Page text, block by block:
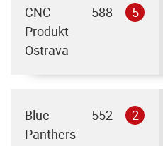
CNC
Produkt
Ostrava
588 5
Blue
Panthers
552 2